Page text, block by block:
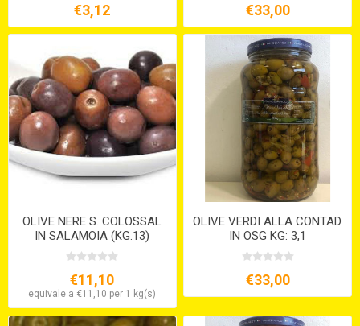
€3,12 €33,00
OLIVE NERE S. COLOSSAL
IN SALAMOIA (KG.13)
€11,10
equivale a €11,10 per 1 kg(s)
OLIVE VERDI ALLA CONTAD.
IN OSG KG: 3,1
€33,00